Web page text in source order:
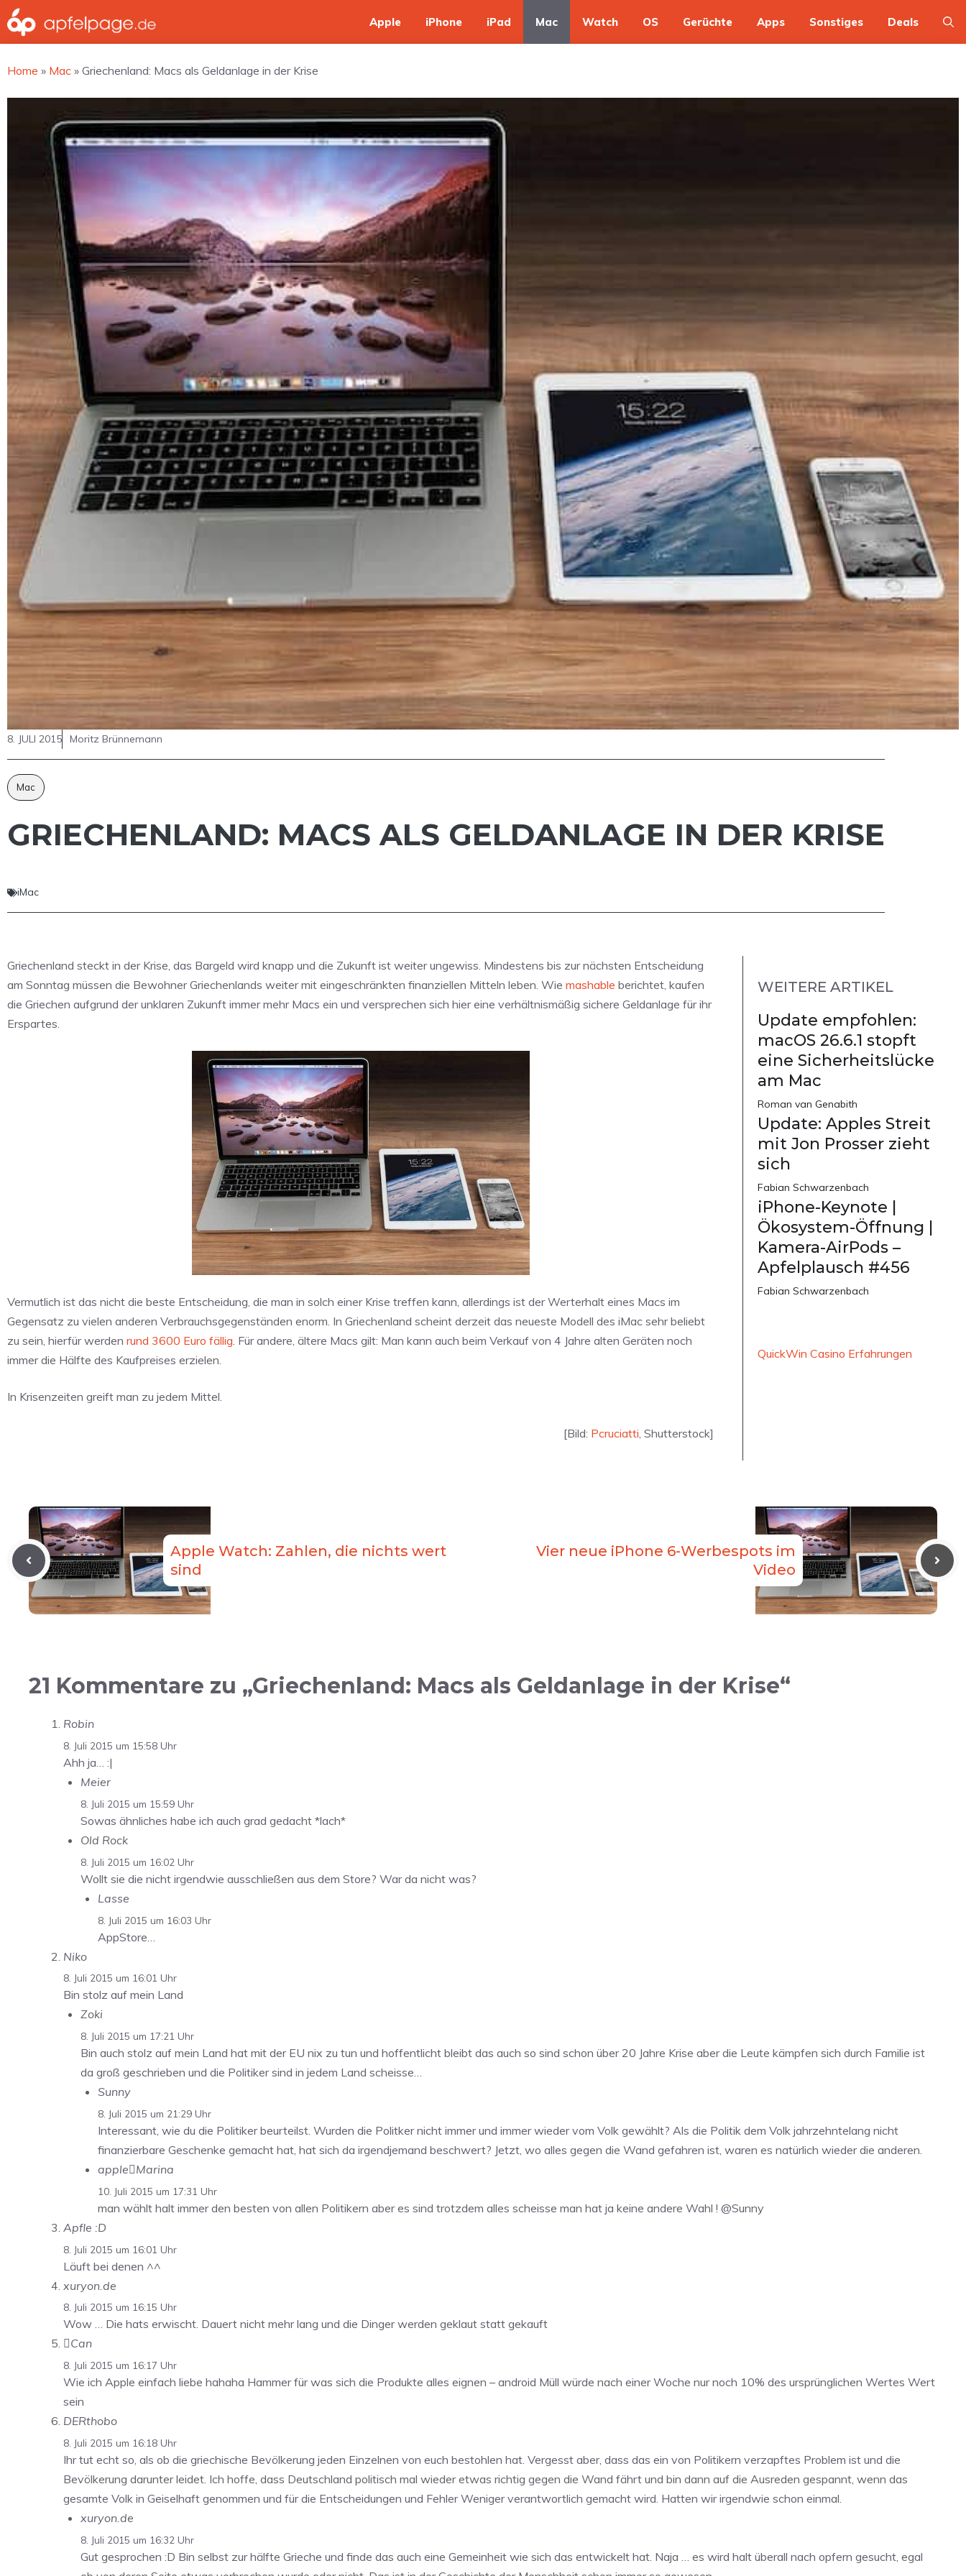
Zum
Inhalt
springen
Apple iPhone iPad Mac Watch OS Gerüchte Apps Sonstiges Deals
Home » Mac » Griechenland: Macs als Geldanlage in der Krise
8. JULI 2015 Moritz Brünnemann
Mac
GRIECHENLAND: MACS ALS GELDANLAGE IN DER KRISE
iMac
Griechenland steckt in der Krise, das Bargeld wird knapp und die Zukunft ist weiter ungewiss. Mindestens bis zur nächsten Entscheidung
am Sonntag müssen die Bewohner Griechenlands weiter mit eingeschränkten finanziellen Mitteln leben. Wie mashable berichtet, kaufen
die Griechen aufgrund der unklaren Zukunft immer mehr Macs ein und versprechen sich hier eine verhältnismäßig sichere Geldanlage für ihr
Erspartes.
Vermutlich ist das nicht die beste Entscheidung, die man in solch einer Krise treffen kann, allerdings ist der Werterhalt eines Macs im
Gegensatz zu vielen anderen Verbrauchsgegenständen enorm. In Griechenland scheint derzeit das neueste Modell des iMac sehr beliebt
zu sein, hierfür werden rund 3600 Euro fällig. Für andere, ältere Macs gilt: Man kann auch beim Verkauf von 4 Jahre alten Geräten noch
immer die Hälfte des Kaufpreises erzielen.
In Krisenzeiten greift man zu jedem Mittel.
[Bild: Pcruciatti, Shutterstock]
WEITERE ARTIKEL
Update empfohlen:
macOS 26.6.1 stopft
eine Sicherheitslücke
am Mac
Roman van Genabith
Update: Apples Streit
mit Jon Prosser zieht
sich
Fabian Schwarzenbach
iPhone-Keynote |
Ökosystem-Öffnung |
Kamera-AirPods –
Apfelplausch #456
Fabian Schwarzenbach
QuickWin Casino Erfahrungen
Apple Watch: Zahlen, die nichts wert
sind
Vier neue iPhone 6-Werbespots im
Video
21 Kommentare zu „Griechenland: Macs als Geldanlage in der Krise“
Robin
8. Juli 2015 um 15:58 Uhr
Ahh ja… :|
Meier
8. Juli 2015 um 15:59 Uhr
Sowas ähnliches habe ich auch grad gedacht *lach*
Old Rock
8. Juli 2015 um 16:02 Uhr
Wollt sie die nicht irgendwie ausschließen aus dem Store? War da nicht was?
Lasse
8. Juli 2015 um 16:03 Uhr
AppStore…
Niko
8. Juli 2015 um 16:01 Uhr
Bin stolz auf mein Land
Zoki
8. Juli 2015 um 17:21 Uhr
Bin auch stolz auf mein Land hat mit der EU nix zu tun und hoffentlicht bleibt das auch so sind schon über 20 Jahre Krise aber die Leute kämpfen sich durch Familie ist
da groß geschrieben und die Politiker sind in jedem Land scheisse…
Sunny
8. Juli 2015 um 21:29 Uhr
Interessant, wie du die Politiker beurteilst. Wurden die Politker nicht immer und immer wieder vom Volk gewählt? Als die Politik dem Volk jahrzehntelang nicht
finanzierbare Geschenke gemacht hat, hat sich da irgendjemand beschwert? Jetzt, wo alles gegen die Wand gefahren ist, waren es natürlich wieder die anderen.
appleMarina
10. Juli 2015 um 17:31 Uhr
man wählt halt immer den besten von allen Politikern aber es sind trotzdem alles scheisse man hat ja keine andere Wahl ! @Sunny
Apfle :D
8. Juli 2015 um 16:01 Uhr
Läuft bei denen ^^
xuryon.de
8. Juli 2015 um 16:15 Uhr
Wow … Die hats erwischt. Dauert nicht mehr lang und die Dinger werden geklaut statt gekauft
Can
8. Juli 2015 um 16:17 Uhr
Wie ich Apple einfach liebe hahaha Hammer für was sich die Produkte alles eignen – android Müll würde nach einer Woche nur noch 10% des ursprünglichen Wertes Wert
sein
DERthobo
8. Juli 2015 um 16:18 Uhr
Ihr tut echt so, als ob die griechische Bevölkerung jeden Einzelnen von euch bestohlen hat. Vergesst aber, dass das ein von Politikern verzapftes Problem ist und die
Bevölkerung darunter leidet. Ich hoffe, dass Deutschland politisch mal wieder etwas richtig gegen die Wand fährt und bin dann auf die Ausreden gespannt, wenn das
gesamte Volk in Geiselhaft genommen und für die Entscheidungen und Fehler Weniger verantwortlich gemacht wird. Hatten wir irgendwie schon einmal.
xuryon.de
8. Juli 2015 um 16:32 Uhr
Gut gesprochen :D Bin selbst zur hälfte Grieche und finde das auch eine Gemeinheit wie sich das entwickelt hat. Naja … es wird halt überall nach opfern gesucht, egal